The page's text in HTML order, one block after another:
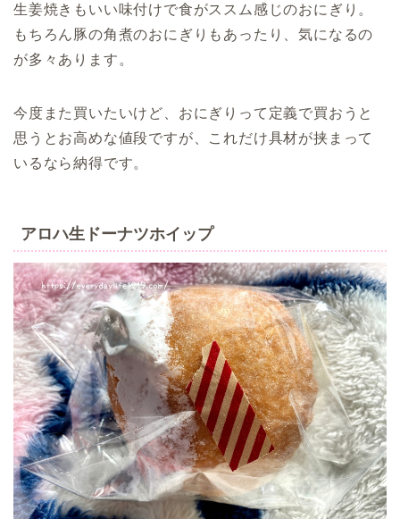
生姜焼きもいい味付けで食がススム感じのおにぎり。
もちろん豚の角煮のおにぎりもあったり、気になるの
が多々あります。
今度また買いたいけど、おにぎりって定義で買おうと
思うとお高めな値段ですが、これだけ具材が挟まって
いるなら納得です。
アロハ生ドーナツホイップ